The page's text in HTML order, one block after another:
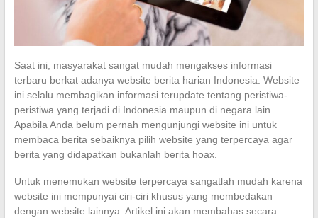
Saat ini, masyarakat sangat mudah mengakses informasi
terbaru berkat adanya website berita harian Indonesia. Website
ini selalu membagikan informasi terupdate tentang peristiwa-
peristiwa yang terjadi di Indonesia maupun di negara lain.
Apabila Anda belum pernah mengunjungi website ini untuk
membaca berita sebaiknya pilih website yang terpercaya agar
berita yang didapatkan bukanlah berita hoax.
Untuk menemukan website terpercaya sangatlah mudah karena
website ini mempunyai ciri-ciri khusus yang membedakan
dengan website lainnya. Artikel ini akan membahas secara